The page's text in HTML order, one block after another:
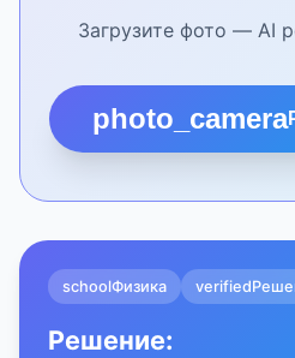
Загрузите фото — AI
photo_camera
schoolФизика verified
Решение: